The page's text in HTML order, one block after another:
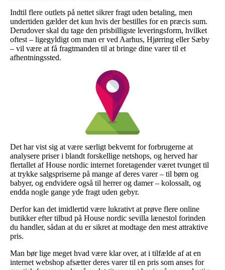
Indtil flere outlets på nettet sikrer fragt uden betaling, men
undertiden gælder det kun hvis der bestilles for en præcis sum.
Derudover skal du tage den prisbilligste leveringsform, hvilket
oftest – ligegyldigt om man er ved Aarhus, Hjørring eller Sæby
– vil være at få fragtmanden til at bringe dine varer til et
afhentningssted.
Det har vist sig at være særligt bekvemt for forbrugerne at
analysere priser i blandt forskellige netshops, og herved har
flertallet af House nordic internet foretagender været tvunget til
at trykke salgspriserne på mange af deres varer – til børn og
babyer, og endvidere også til herrer og damer – kolossalt, og
endda nogle gange yde fragt uden gebyr.
Derfor kan det imidlertid være lukrativt at prøve flere online
butikker efter tilbud på House nordic sevilla lænestol forinden
du handler, sådan at du er sikret at modtage den mest attraktive
pris.
Man bør lige meget hvad være klar over, at i tilfælde af at en
internet webshop afsætter deres varer til en pris som anses for